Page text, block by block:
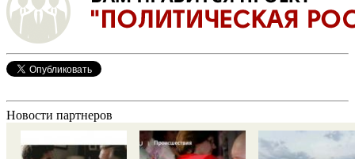
Новости партнеров